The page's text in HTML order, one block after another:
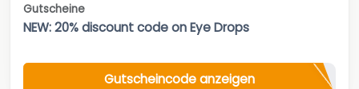
Gutscheine
NEW: 20% discount code on Eye Drops
Gutscheincode anzeigen